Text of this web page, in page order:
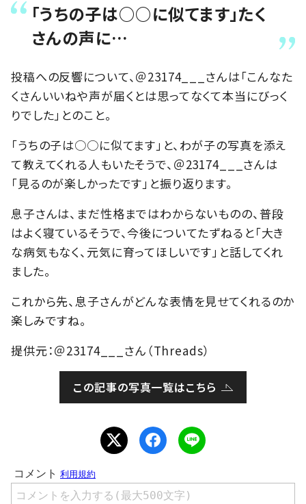
「うちの子は○○に似てます」たく
さんの声に…
投稿への反響について、＠23174___さんは「こんなた
くさんいいねや声が届くとは思ってなくて本当にびっく
りでした」とのこと。
「うちの子は○○に似てます」と、わが子の写真を添え
て教えてくれる人もいたそうで、＠23174___さんは
「見るのが楽しかったです」と振り返ります。
息子さんは、まだ性格まではわからないものの、普段
はよく寝ているそうで、今後についてたずねると「大き
な病気もなく、元気に育ってほしいです」と話してくれ
ました。
これから先、息子さんがどんな表情を見せてくれるのか
楽しみですね。
提供元：＠23174___さん（Threads）
この記事の写真一覧はこちら